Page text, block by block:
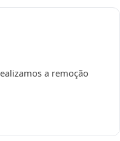
a remoção